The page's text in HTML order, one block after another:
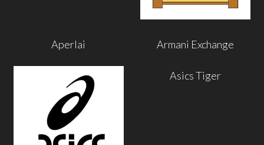
Aperlai Armani Exchange
Asics Tiger